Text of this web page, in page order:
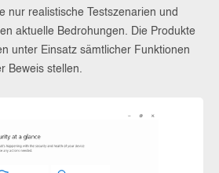
nur realistische Testszenarien und
aktuelle Bedrohungen. Die Produkte
unter Einsatz sämtlicher Funktionen
Beweis stellen.